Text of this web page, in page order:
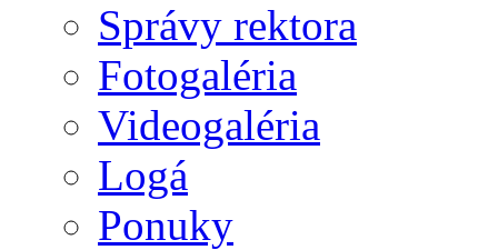
Správy rektora
Fotogaléria
Videogaléria
Logá
Ponuky